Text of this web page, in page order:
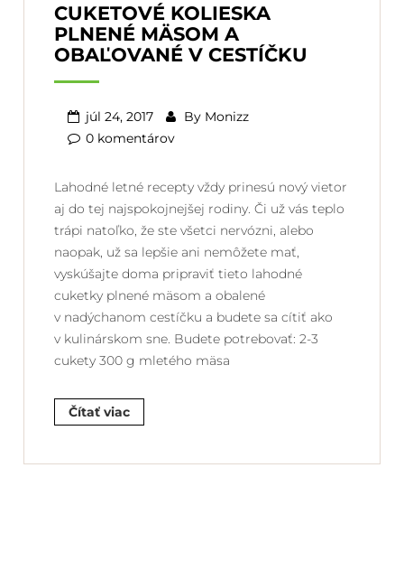
CUKETOVÉ KOLIESKA
PLNENÉ MÄSOM A
OBAĽOVANÉ V CESTÍČKU
júl 24, 2017 By Monizz
0 komentárov
Lahodné letné recepty vždy prinesú nový vietor
aj do tej najspokojnejšej rodiny. Či už vás teplo
trápi natoľko, že ste všetci nervózni, alebo
naopak, už sa lepšie ani nemôžete mať,
vyskúšajte doma pripraviť tieto lahodné
cuketky plnené mäsom a obalené
v nadýchanom cestíčku a budete sa cítiť ako
v kulinárskom sne. Budete potrebovať: 2-3
cukety 300 g mletého mäsa
Čítať viac